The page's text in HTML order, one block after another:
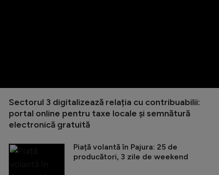
Sectorul 3 digitalizează relația cu contribuabilii:
portal online pentru taxe locale și semnătură
electronică gratuită
Piață volantă în Pajura: 25 de
producători, 3 zile de weekend